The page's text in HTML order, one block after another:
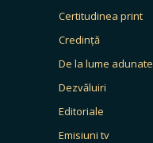
Certitudinea print
Credință
De la lume adunate
Dezvăluiri
Editoriale
Emisiuni tv